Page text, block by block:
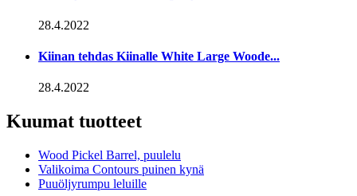
28.4.2022
Kiinan tehdas Kiinalle White Large Woode...
28.4.2022
Kuumat tuotteet
Wood Pickel Barrel, puulelu
Valikoima Contours puinen kynä
Puuöljyrumpu leluille